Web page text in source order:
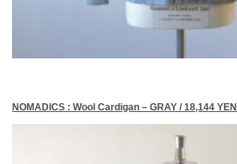
NOMADICS : Wool Cardigan – GRAY / 18,144 YEN